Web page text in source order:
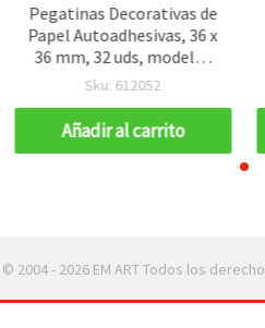
Pegatinas Decorativas de
Papel Autoadhesivas, 36 x
36 mm, 32 uds, modelos
surtidos para
scrapbooking
Sku: 612052
Añadir al carrito
© 2004 - 2026 EM ART Todos los